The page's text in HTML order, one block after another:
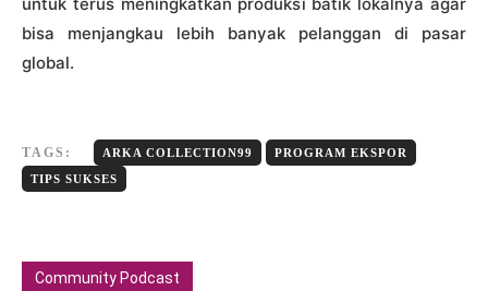
bisa menjangkau lebih banyak pelanggan di pasar
global.
TAGS: ARKA COLLECTION99
PROGRAM EKSPOR
TIPS SUKSES
Community Podcast